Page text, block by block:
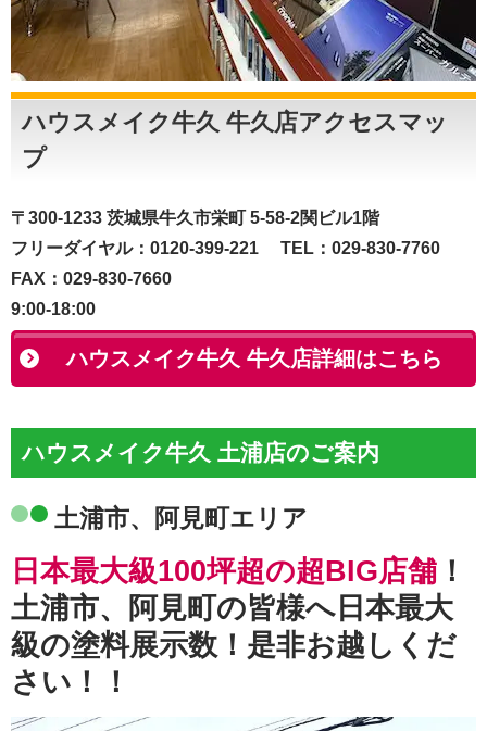
ハウスメイク牛久 牛久店アクセスマッ
プ
〒300-1233 茨城県牛久市栄町 5-58-2関ビル1階
フリーダイヤル：0120-399-221 TEL：029-830-7760
FAX：029-830-7660
9:00-18:00
ハウスメイク牛久 牛久店詳細はこちら
ハウスメイク牛久 土浦店のご案内
土浦市、阿見町エリア
日本最大級100坪超の超BIG店舗 ！
土浦市、阿見町の皆様へ日本最大
級の塗料展示数！是非お越しくだ
さい！！